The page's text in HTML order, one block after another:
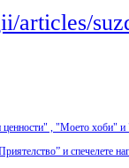
articles/
, "Моето хоби"
и спечелете